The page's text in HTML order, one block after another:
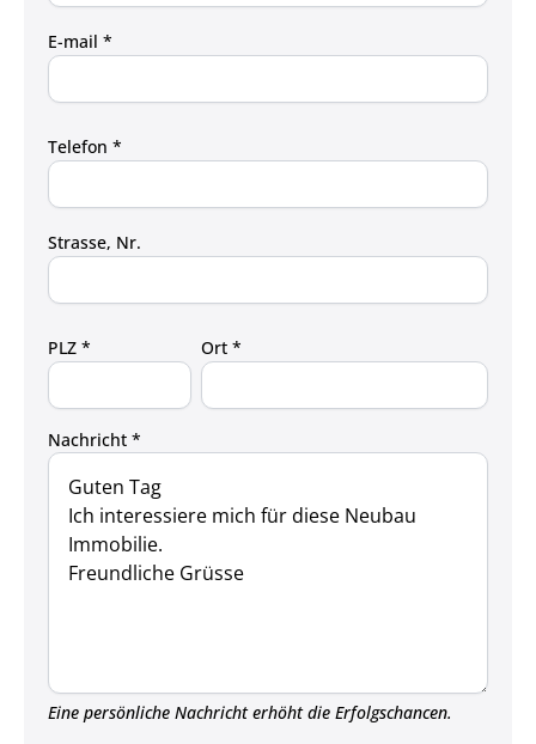
E-mail *
Telefon *
Strasse, Nr.
PLZ * Ort *
Nachricht *
Eine persönliche Nachricht erhöht die Erfolgschancen.